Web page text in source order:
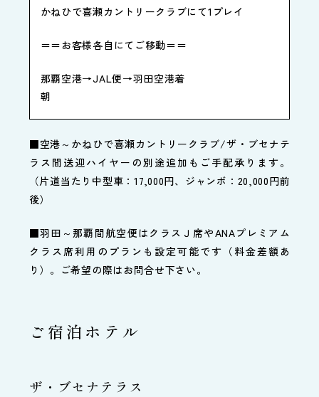
かねひで喜瀬カントリークラブにて1プレイ
＝＝お客様各自にてご移動＝＝
那覇空港→JAL便→羽田空港着
朝
■空港～かねひで喜瀬カントリークラブ/ザ・ブセナテ
ラス間送迎ハイヤーの別途追加もご手配承ります。
（片道当たり中型車：17,000円、ジャンボ：20,000円前
後）
■羽田～那覇間航空便はクラスＪ席やANAプレミアム
クラス席利用のプランも設定可能です（料金差額あ
り）。ご希望の際はお問合せ下さい。
ご宿泊ホテル
ザ・ブセナテラス